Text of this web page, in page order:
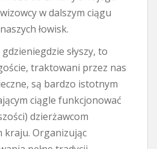
w dalszym ciągu
łowisk.
słyszy, to
traktowani przez nas
są bardzo istotnym
ciągle funkcjonować
dzierżawcom
kraju. Organizując